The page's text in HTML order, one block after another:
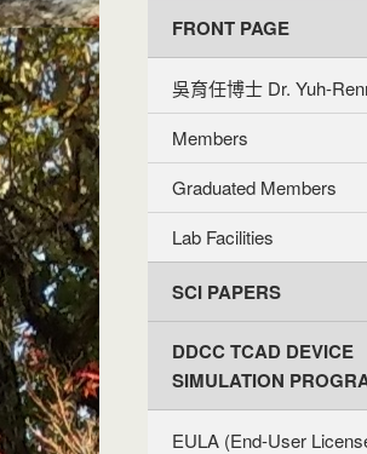
FRONT PAGE
吳育任博士 Dr. Yuh-
Members
Graduated Members
Lab Facilities
SCI PAPERS
DDCC TCAD DEVICE
SIMULATION
EULA (End-User